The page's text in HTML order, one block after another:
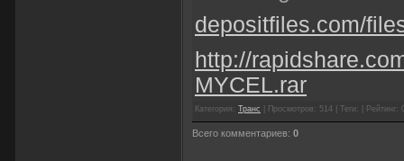
depositfiles.com/
http://
MYCEL.rar
Категория: Транс | Просмотров: 514 | Теги: | Рейтинг:
Всего комментариев: 0